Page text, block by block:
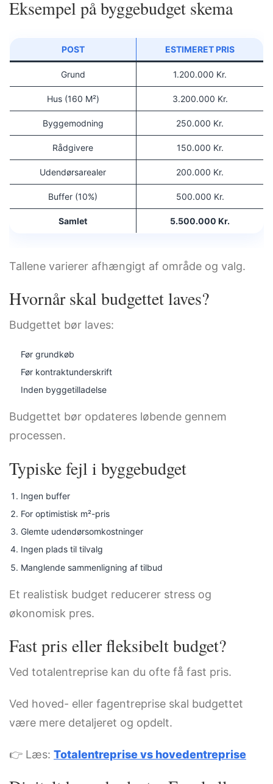
Eksempel på byggebudget skema
POST ESTIMERET PRIS
Grund 1.200.000 Kr.
Hus (160 M²) 3.200.000 Kr.
Byggemodning 250.000 Kr.
Rådgivere 150.000 Kr.
Udendørsarealer 200.000 Kr.
Buffer (10%) 500.000 Kr.
Samlet 5.500.000 Kr.
Tallene varierer afhængigt af område og valg.
Hvornår skal budgettet laves?
Budgettet bør laves:
Før grundkøb
Før kontraktunderskrift
Inden byggetilladelse
Budgettet bør opdateres løbende gennem
processen.
Typiske fejl i byggebudget
Ingen buffer
For optimistisk m²-pris
Glemte udendørsomkostninger
Ingen plads til tilvalg
Manglende sammenligning af tilbud
Et realistisk budget reducerer stress og
økonomisk pres.
Fast pris eller fleksibelt budget?
Ved totalentreprise kan du ofte få fast pris.
Ved hoved- eller fagentreprise skal budgettet
være mere detaljeret og opdelt.
👉 Læs: Totalentreprise vs hovedentreprise